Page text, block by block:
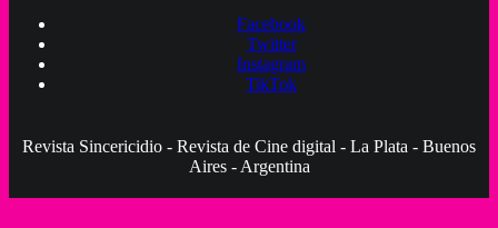
Facebook
Twitter
Instagram
TikTok
Revista Sincericidio - Revista de Cine digital - La Plata - Buenos
Aires - Argentina